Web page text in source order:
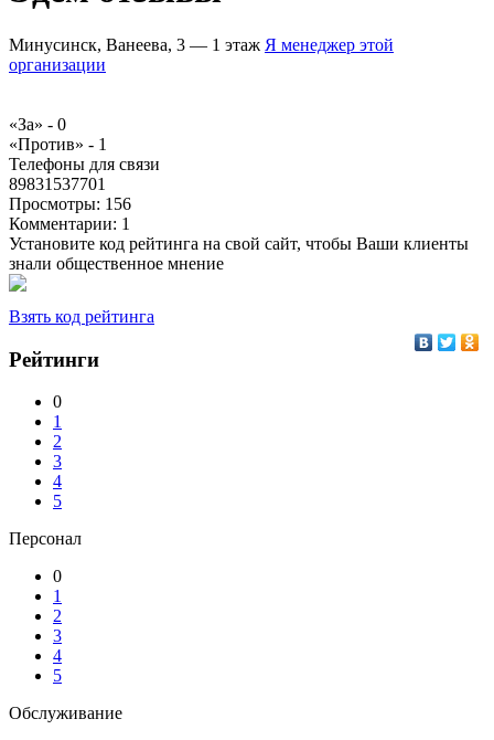
Минусинск, Ванеева, 3 — 1 этаж Я менеджер этой
организации
«За» - 0
«Против» - 1
Телефоны для связи
89831537701
Просмотры: 156
Комментарии: 1
Установите код рейтинга на свой сайт, чтобы Ваши клиенты
знали общественное мнение
Взять код рейтинга
Рейтинги
0
1
2
3
4
5
Персонал
0
1
2
3
4
5
Обслуживание